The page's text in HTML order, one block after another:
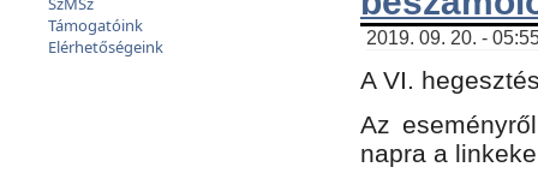
Támogatóink
Elérhetőségeink
2019. 09. 20. -
A VI.
Az
napra a